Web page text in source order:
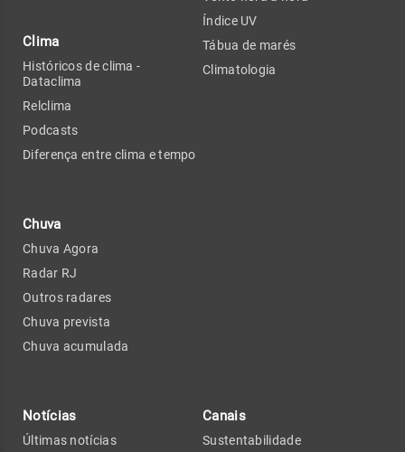
Clima
Históricos de clima -
Dataclima
Relclima
Podcasts
Diferença entre clima e tempo
Chuva
Chuva Agora
Radar RJ
Outros radares
Chuva prevista
Chuva acumulada
Índice UV
Tábua de marés
Climatologia
Notícias
Últimas notícias
Canais
Sustentabilidade